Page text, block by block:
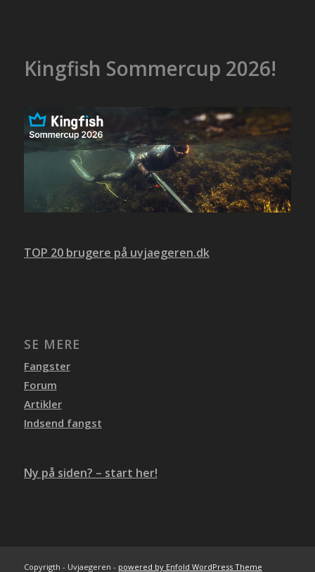
Kingfish Sommercup 2026!
TOP 20 brugere på uvjaegeren.dk
SE MERE
Fangster
Forum
Artikler
Indsend fangst
Ny på siden? – start her!
Copyrigth - Uvjaegeren - powered by Enfold WordPress Theme